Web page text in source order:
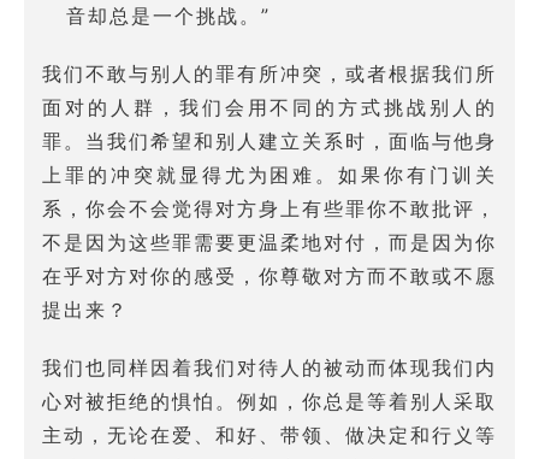
音却总是一个挑战。”
我们不敢与别人的罪有所冲突，或者根据我们所
面对的人群，我们会用不同的方式挑战别人的
罪。当我们希望和别人建立关系时，面临与他身
上罪的冲突就显得尤为困难。如果你有门训关
系，你会不会觉得对方身上有些罪你不敢批评，
不是因为这些罪需要更温柔地对付，而是因为你
在乎对方对你的感受，你尊敬对方而不敢或不愿
提出来？
我们也同样因着我们对待人的被动而体现我们内
心对被拒绝的惧怕。例如，你总是等着别人采取
主动，无论在爱、和好、带领、做决定和行义等